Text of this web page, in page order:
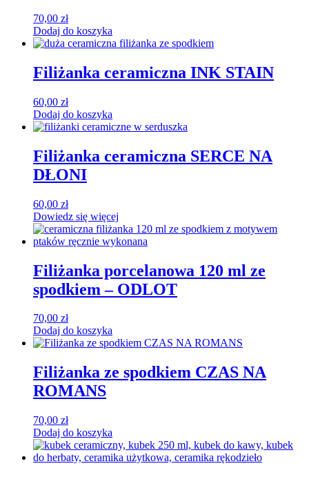
70,00 zł
Dodaj do koszyka
Filiżanka ceramiczna INK STAIN
60,00 zł
Dodaj do koszyka
Filiżanka ceramiczna SERCE NA
DŁONI
60,00 zł
Dowiedz się więcej
Filiżanka porcelanowa 120 ml ze
spodkiem – ODLOT
70,00 zł
Dodaj do koszyka
Filiżanka ze spodkiem CZAS NA
ROMANS
70,00 zł
Dodaj do koszyka